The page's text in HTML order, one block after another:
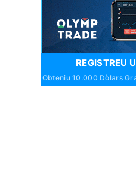
REGISTREU
Obteniu 10.000 Dòlars